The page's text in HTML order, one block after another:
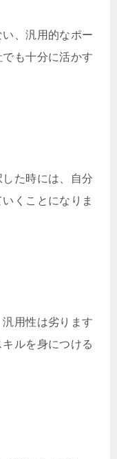
、汎用的なポー
も十分に活かす
た時には、自分
くことになりま
用性は劣ります
ルを身につける